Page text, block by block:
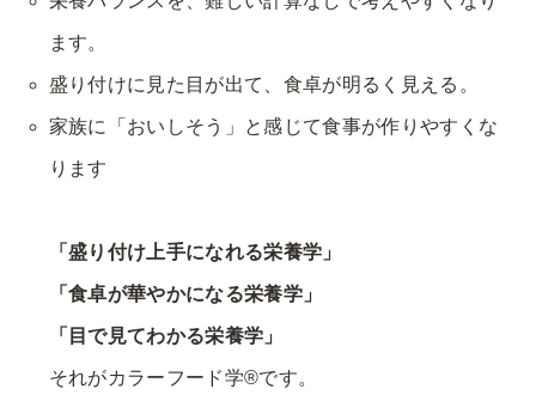
ます。
盛り付けに見た目が出て、食卓が明るく見える。
家族に「おいしそう」と感じて食事が作りやすくな
ります
「盛り付け上手になれる栄養学」
「食卓が華やかになる栄養学」
「目で見てわかる栄養学」
それがカラーフード学®️です。